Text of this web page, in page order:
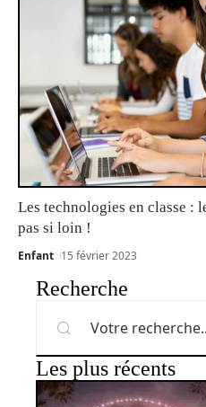
Les technologies en classe :
pas si loin !
Enfant 15 février 2023
Recherche
Les plus récents